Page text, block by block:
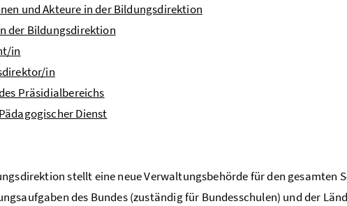
und Akteure in der Bildungsdirektion
der Bildungsdirektion
in
in
Präsidialbereichs
Dienst
stellt eine neue Verwaltungsbehörde für den gesamten
des Bundes (zuständig für Bundesschulen) und der